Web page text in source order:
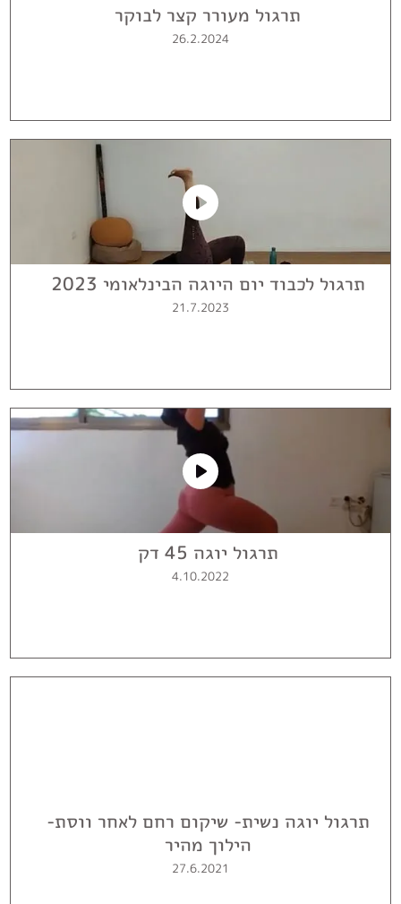
תרגול מעורר קצר לבוקר
26.2.2024
תרגול לכבוד יום היוגה הבינלאומי 2023
21.7.2023
תרגול יוגה 45 דק
4.10.2022
תרגול יוגה נשית- שיקום רחם לאחר ווסת-
הילוך מהיר
27.6.2021